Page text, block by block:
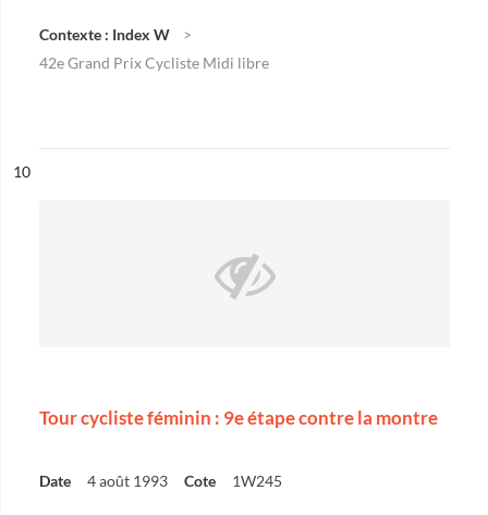
Contexte : Index W
42e Grand Prix Cycliste Midi libre
n°
10
Tour cycliste féminin : 9e étape contre la montre
Date 4 août 1993 Cote 1W245